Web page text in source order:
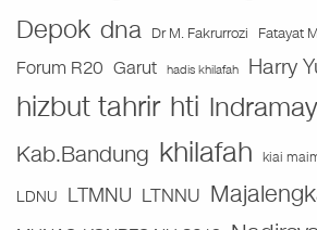
Depok dna Dr M. Fakrurrozi Fatayat
Forum R20 Garut hadis khilafah Harry
hizbut tahrir hti
Kab.Bandung khilafah kiai
LDNU LTMNU LTNNU